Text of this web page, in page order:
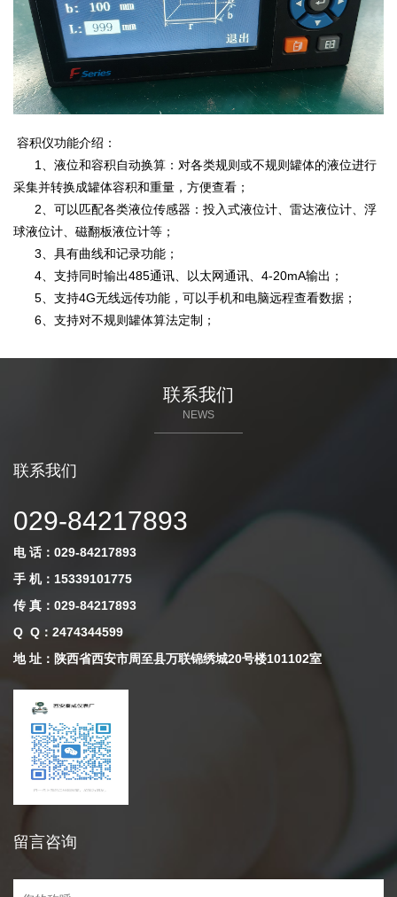
容积仪功能介绍：
1、液位和容积自动换算：对各类规则或不规则罐体的液位进行
采集并转换成罐体容积和重量，方便查看；
2、可以匹配各类液位传感器：投入式液位计、雷达液位计、浮
球液位计、磁翻板液位计等；
3、具有曲线和记录功能；
4、支持同时输出485通讯、以太网通讯、4-20mA输出；
5、支持4G无线远传功能，可以手机和电脑远程查看数据；
6、支持对不规则罐体算法定制；
联系我们
NEWS
联系我们
029-84217893
电 话：029-84217893
手 机：15339101775
传 真：029-84217893
Q Q ： 2474344599
地 址：陕西省西安市周至县万联锦绣城20号楼101102室
留言咨询